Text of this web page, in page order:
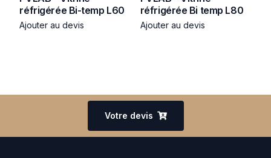
réfrigérée Bi-temp L60
Ajouter au devis
réfrigérée Bi temp L80
Ajouter au devis
Votre devis